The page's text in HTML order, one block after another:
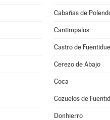
Cabañas de
Cantimpalos
Castro de
Cerezo de Abajo
Coca
Cozuelos de
Donhierro